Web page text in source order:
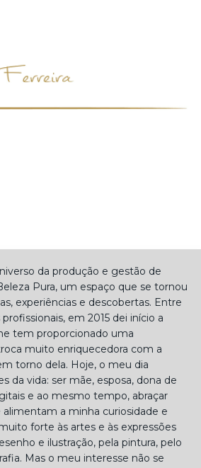
da produção e gestão de
Pura, um espaço que se tornou
experiências e descobertas. Entre
em 2015 dei início a
tem proporcionado uma
muito enriquecedora com a
torno dela. Hoje, o meu dia
da vida: ser mãe, esposa, dona de
e ao mesmo tempo, abraçar
a minha curiosidade e
forte às artes e às expressões
e ilustração, pela pintura, pelo
Mas o meu interesse não se